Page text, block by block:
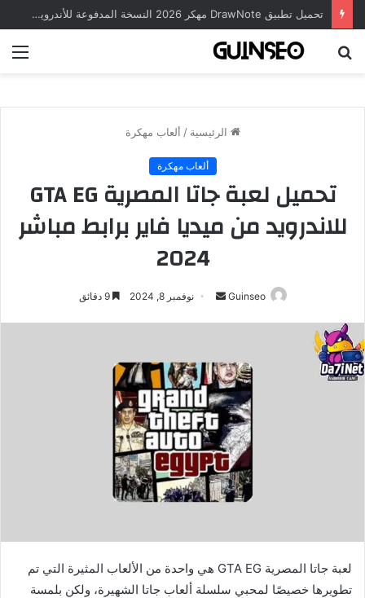
تحميل تطبيق DrawNote مهكر 2026 النسخة المدفوعة للأندرويد مجاناً
الرئيسية / ألعاب مهكرة
ألعاب مهكرة
تحميل لعبة جاتا المصرية GTA EG
للاندرويد من ميديا فاير برابط مباشر
2024
Guinseo
أرسلنوفمبر 8, 2024 9 دقائق
لعبة جاتا المصرية GTA EG هي واحدة من الألعاب المثيرة التي تم
تطويرها خصيصًا لمحبي سلسلة ألعاب جاتا الشهيرة، ولكن بلمسة